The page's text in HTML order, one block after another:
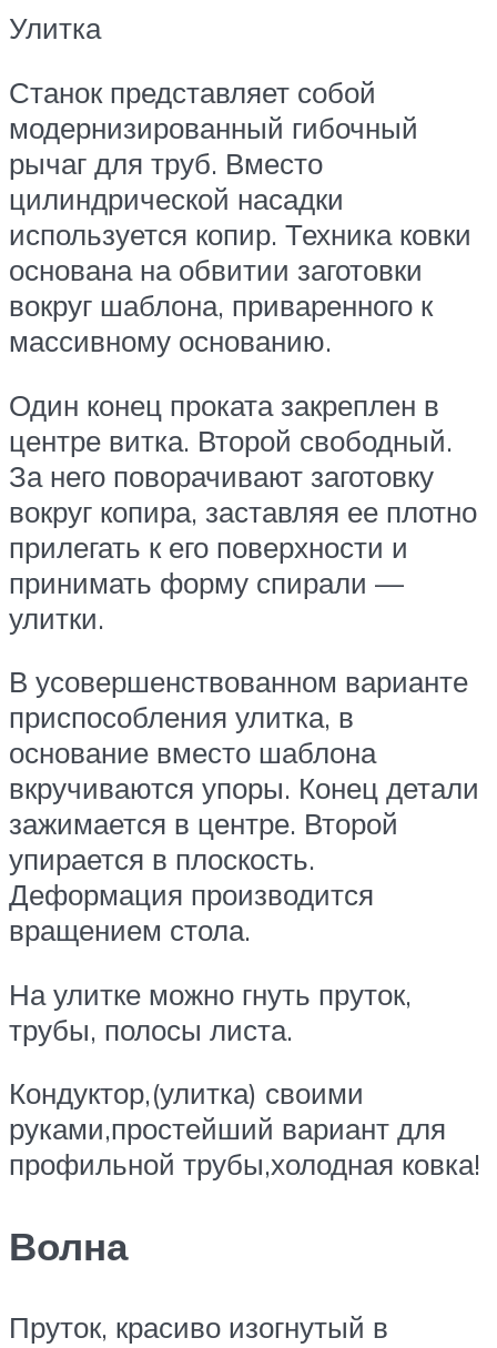
Улитка
Станок представляет собой
модернизированный гибочный
рычаг для труб. Вместо
цилиндрической насадки
используется копир. Техника ковки
основана на обвитии заготовки
вокруг шаблона, приваренного к
массивному основанию.
Один конец проката закреплен в
центре витка. Второй свободный.
За него поворачивают заготовку
вокруг копира, заставляя ее плотно
прилегать к его поверхности и
принимать форму спирали —
улитки.
В усовершенствованном варианте
приспособления улитка, в
основание вместо шаблона
вкручиваются упоры. Конец детали
зажимается в центре. Второй
упирается в плоскость.
Деформация производится
вращением стола.
На улитке можно гнуть пруток,
трубы, полосы листа.
Кондуктор,(улитка) своими
руками,простейший вариант для
профильной трубы,холодная ковка!
Волна
Пруток, красиво изогнутый в